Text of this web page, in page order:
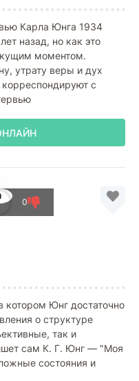
Карла Юнга 1934
назад, но как это
моментом.
утрату веры и дух
с
0
котором Юнг достаточно
о структуре
так и
сам К. Г. Юнг — "Моя
состояния и